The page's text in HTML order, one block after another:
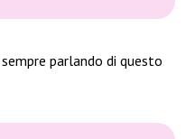
, sempre parlando di questo